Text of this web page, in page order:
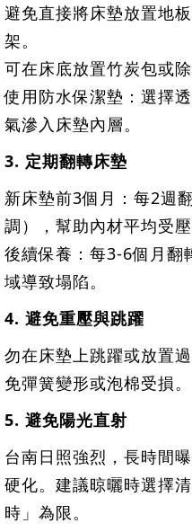
避免直接將床墊放置地
架。
可在床底放置竹炭包或
使用防水保潔墊：選擇
氣滲入床墊內層。
3. 定期翻轉床墊
新床墊前3個月：每2週
調），幫助內材平均受壓
後續保養：每3-6個月翻
域導致塌陷。
4. 避免重壓與跳躍
勿在床墊上跳躍或放置
免彈簧變形或泡棉受損。
5. 避免陽光直射
台南日照強烈，長時間
硬化。建議晾曬時選擇
時」為限。